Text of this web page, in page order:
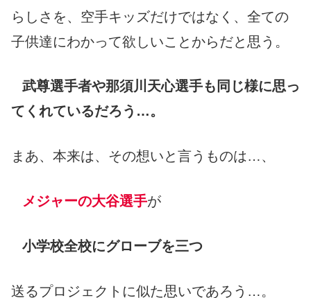
らしさを、空手キッズだけではなく、全ての
子供達にわかって欲しいことからだと思う。
武尊選手者や那須川天心選手も同じ様に思っ
てくれているだろう…。
まあ、本来は、その想いと言うものは…、
メジャーの大谷選手が
小学校全校にグローブを三つ
送るプロジェクトに似た思いであろう…。